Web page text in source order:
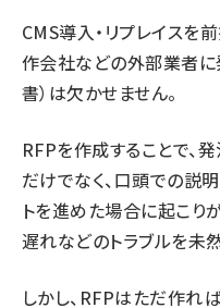
CMS導入・リプレイスを
作会社などの外部業者に
書）は欠かせません。
RFPを作成することで、
だけでなく、口頭での説
トを進めた場合に起こり
遅れなどのトラブルを未
しかし、RFPはただ作れ